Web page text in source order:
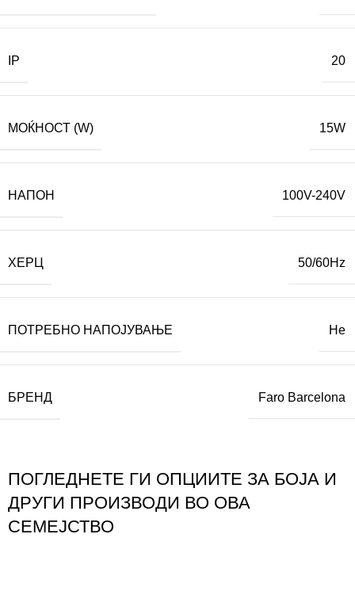
IP 20
МОЌНОСТ (W) 15W
НАПОН 100V-240V
ХЕРЦ 50/60Hz
ПОТРЕБНО НАПОЈУВАЊЕ Не
БРЕНД Faro Barcelona
ПОГЛЕДНЕТЕ ГИ ОПЦИИТЕ ЗА БОЈА И
ДРУГИ ПРОИЗВОДИ ВО ОВА
СЕМЕЈСТВО